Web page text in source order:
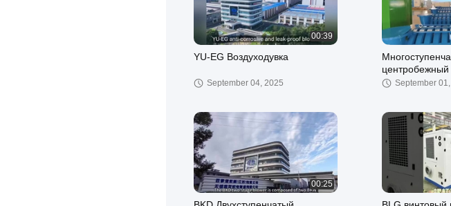
00:39
YU-EG Воздуходувка
September 04, 2025
центробежный
September
00:25